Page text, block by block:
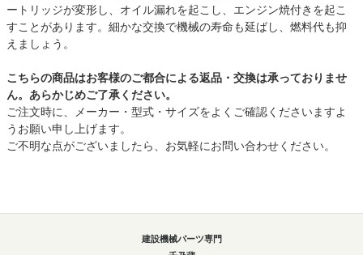
ートリッジが変形し、オイル漏れを起こし、エンジン焼付きを起こ
すことがあります。細かな交換で機械の寿命も延ばし、燃料代も抑
えましょう。
こちらの商品はお客様のご都合による返品・交換は承っておりませ
ん。あらかじめご了承ください。
ご注文時に、メーカー・型式・サイズをよくご確認くださいますよ
うお願い申し上げます。
ご不明な点がございましたら、お気軽にお問い合わせください。
建設機械パーツ専門